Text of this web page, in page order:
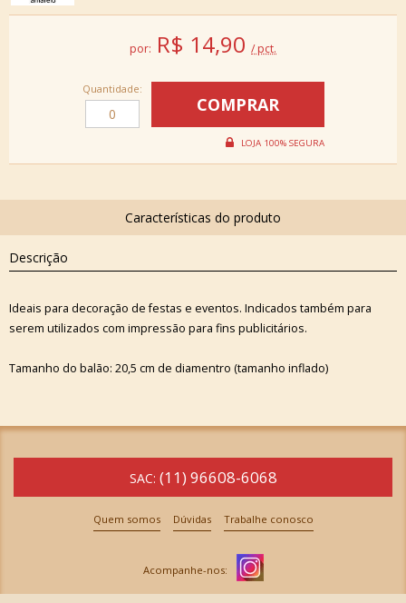
por: R$ 14,90 / pct.
Quantidade:
Descrição
Ideais para decoração de festas e eventos. Indicados também para
serem utilizados com impressão para fins publicitários.
Tamanho do balão: 20,5 cm de diamentro (tamanho inflado)
SAC: (11) 96608-6068
Quem somos Dúvidas Trabalhe conosco